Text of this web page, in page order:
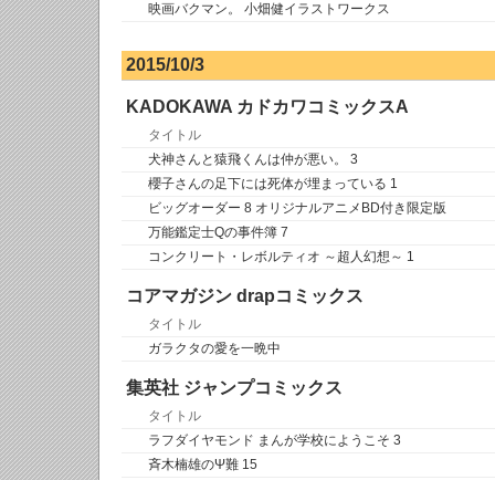
映画バクマン。 小畑健イラストワークス
2015/10/3
KADOKAWA カドカワコミックスA
タイトル
犬神さんと猿飛くんは仲が悪い。 3
櫻子さんの足下には死体が埋まっている 1
ビッグオーダー 8 オリジナルアニメBD付き限定版
万能鑑定士Qの事件簿 7
コンクリート・レボルティオ ～超人幻想～ 1
コアマガジン drapコミックス
タイトル
ガラクタの愛を一晩中
集英社 ジャンプコミックス
タイトル
ラフダイヤモンド まんが学校にようこそ 3
斉木楠雄のΨ難 15